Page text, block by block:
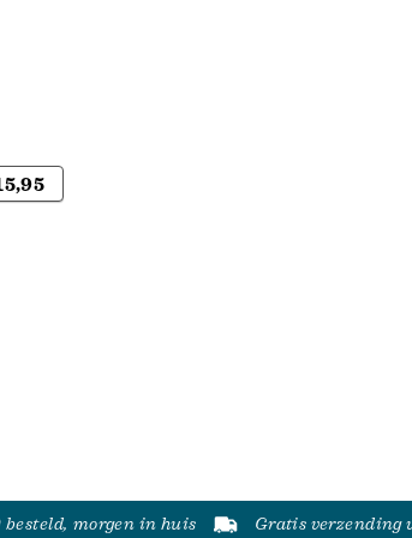
besteld, morgen in huis Gratis verzending